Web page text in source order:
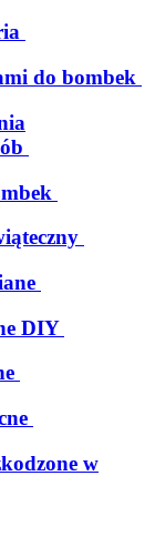
do bombek
DIY
w